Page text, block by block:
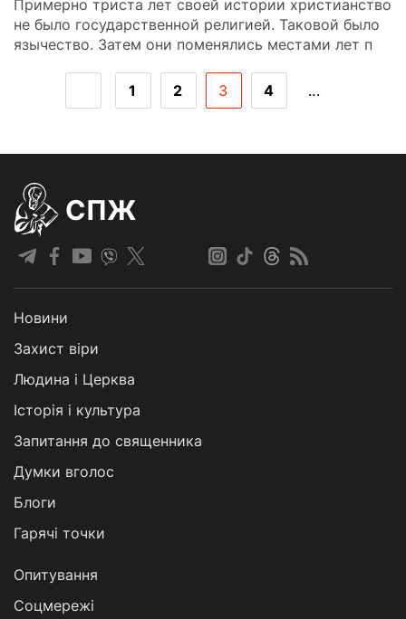
Примерно триста лет своей истории христианство
не было государственной религией. Таковой было
язычество. Затем они поменялись местами лет п
1 2 3 4 ...
СПЖ
Новини
Захист віри
Людина і Церква
Історія і культура
Запитання до священника
Думки вголос
Блоги
Гарячі точки
Опитування
Соцмережі